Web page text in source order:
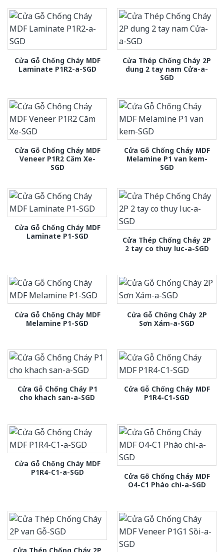
Cửa Gỗ Chống Cháy MDF
Laminate P1R2-a-SGD
Cửa Thép Chống Cháy 2P
dung 2 tay nam Cửa-a-
SGD
Cửa Gỗ Chống Cháy MDF
Veneer P1R2 Căm Xe-
SGD
Cửa Gỗ Chống Cháy MDF
Melamine P1 van kem-
SGD
Cửa Gỗ Chống Cháy MDF
Laminate P1-SGD
Cửa Thép Chống Cháy 2P
2 tay co thuy luc-a-SGD
Cửa Gỗ Chống Cháy MDF
Melamine P1-SGD
Cửa Gỗ Chống Cháy 2P
Sơn Xám-a-SGD
Cửa Gỗ Chống Cháy P1
cho khach san-a-SGD
Cửa Gỗ Chống Cháy MDF
P1R4-C1-SGD
Cửa Gỗ Chống Cháy MDF
P1R4-C1-a-SGD
Cửa Gỗ Chống Cháy MDF
O4-C1 Phào chi-a-SGD